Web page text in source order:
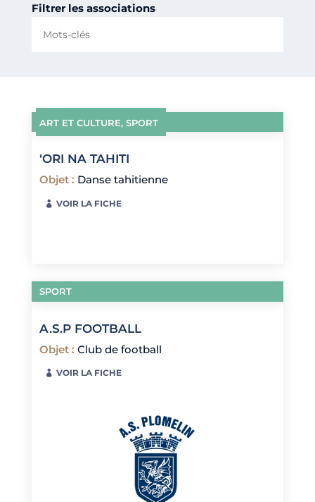
Filtrer les associations
ART ET CULTURE, SPORT
‘ORI NA TAHITI
Objet : Danse tahitienne
VOIR LA FICHE
SPORT
A.S.P FOOTBALL
Objet : Club de football
VOIR LA FICHE